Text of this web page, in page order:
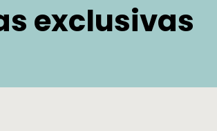
exclusivas